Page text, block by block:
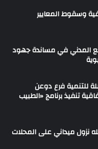
وسقوط المعايير
المدني في مساندة جهود
للتنمية فرع دوعن
تنفيذ برنامج «الطبيب
نزول ميداني على المحلات